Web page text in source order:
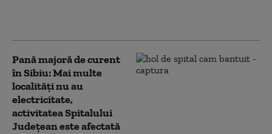
Pană majoră de curent
în Sibiu: Mai multe
localități nu au
electricitate,
activitatea Spitalului
Judeţean este afectată